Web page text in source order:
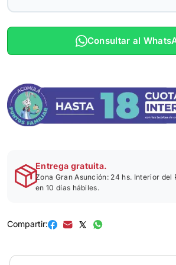
Consultar al
Entrega gratuita.
Zona Gran Asunción: 24 hs. Interior del
en 10 días hábiles.
Compartir: